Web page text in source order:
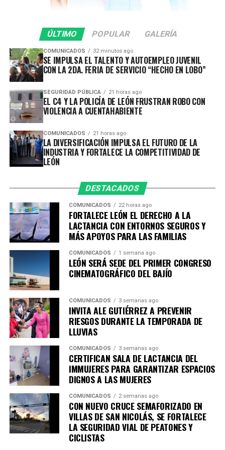
proveeduría cada vez más competitiva, diversificada y
municipal, Ale Gutiérrez, ponemos a las personas en
transformamos la atención de la primera infancia de
una tarea social a una política pública efectiva”,
comentó.
Por su parte, la secretaria ejecutiva de SIPINNA León,
Alina Hernández, subrayó que garantizar entornos
adecuados para la lactancia es una responsabilidad
compartida entre gobierno, iniciativa privada,
instituciones y sociedad.
“La lactancia materna no es una responsabilidad
que deba recaer únicamente en las madres o en las
compromiso de toda la sociedad. Es el primer acto
de amor, de protección y de cuidado que fortalece un
vínculo único entre quien amamanta y quien recibe
ese alimento”, expresó.
Como parte de esta estrategia, 27 de las 37
dependencias y entidades de la Administración Pública
Municipal cuentan ya con 29 salas de lactancia, donde
servidoras públicas y ciudadanía pueden alimentar o
extraer leche materna en espacios privados, higiénicos y
seguros.
Estas acciones se complementan con programas como
la guardería nocturna y la ampliación de horarios en las
estancias infantiles, fortaleciendo la conciliación entre
la vida laboral y familiar y generando condiciones que
favorecen el desarrollo de la primera infancia.
Durante el foro, el Sistema DIF León y la organización
PILU Lactancia Internacional, realizaron la entrega
simbólica de 50 kits de inicio para la lactancia materna a
mujeres con embarazo avanzado, además de 50
valoraciones clínicas especializadas en lactancia, que
ÚLTIMO POPULAR GALERÍA
COMUNICADOS 32 minutos ago
SE IMPULSA EL TALENTO Y AUTOEMPLEO JUVENIL
CON LA 2DA. FERIA DE SERVICIO “HECHO EN LOBO”
SEGURIDAD PÚBLICA 21 horas ago
EL C4 Y LA POLICÍA DE LEÓN FRUSTRAN ROBO CON
VIOLENCIA A CUENTAHABIENTE
COMUNICADOS 21 horas ago
LA DIVERSIFICACIÓN IMPULSA EL FUTURO DE LA
INDUSTRIA Y FORTALECE LA COMPETITIVIDAD DE
LEÓN
DESTACADOS
COMUNICADOS 22 horas ago
FORTALECE LEÓN EL DERECHO A LA
LACTANCIA CON ENTORNOS SEGUROS Y
MÁS APOYOS PARA LAS FAMILIAS
COMUNICADOS 1 semana ago
LEÓN SERÁ SEDE DEL PRIMER CONGRESO
CINEMATOGRÁFICO DEL BAJÍO
COMUNICADOS 3 semanas ago
INVITA ALE GUTIÉRREZ A PREVENIR
RIESGOS DURANTE LA TEMPORADA DE
LLUVIAS
COMUNICADOS 3 semanas ago
CERTIFICAN SALA DE LACTANCIA DEL
IMMUJERES PARA GARANTIZAR ESPACIOS
DIGNOS A LAS MUJERES
COMUNICADOS 2 semanas ago
CON NUEVO CRUCE SEMAFORIZADO EN
VILLAS DE SAN NICOLÁS, SE FORTALECE
LA SEGURIDAD VIAL DE PEATONES Y
CICLISTAS